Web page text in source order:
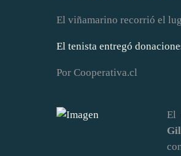
El viñamarino recorrió el
El tenista entregó
Por Cooperativa.cl
El